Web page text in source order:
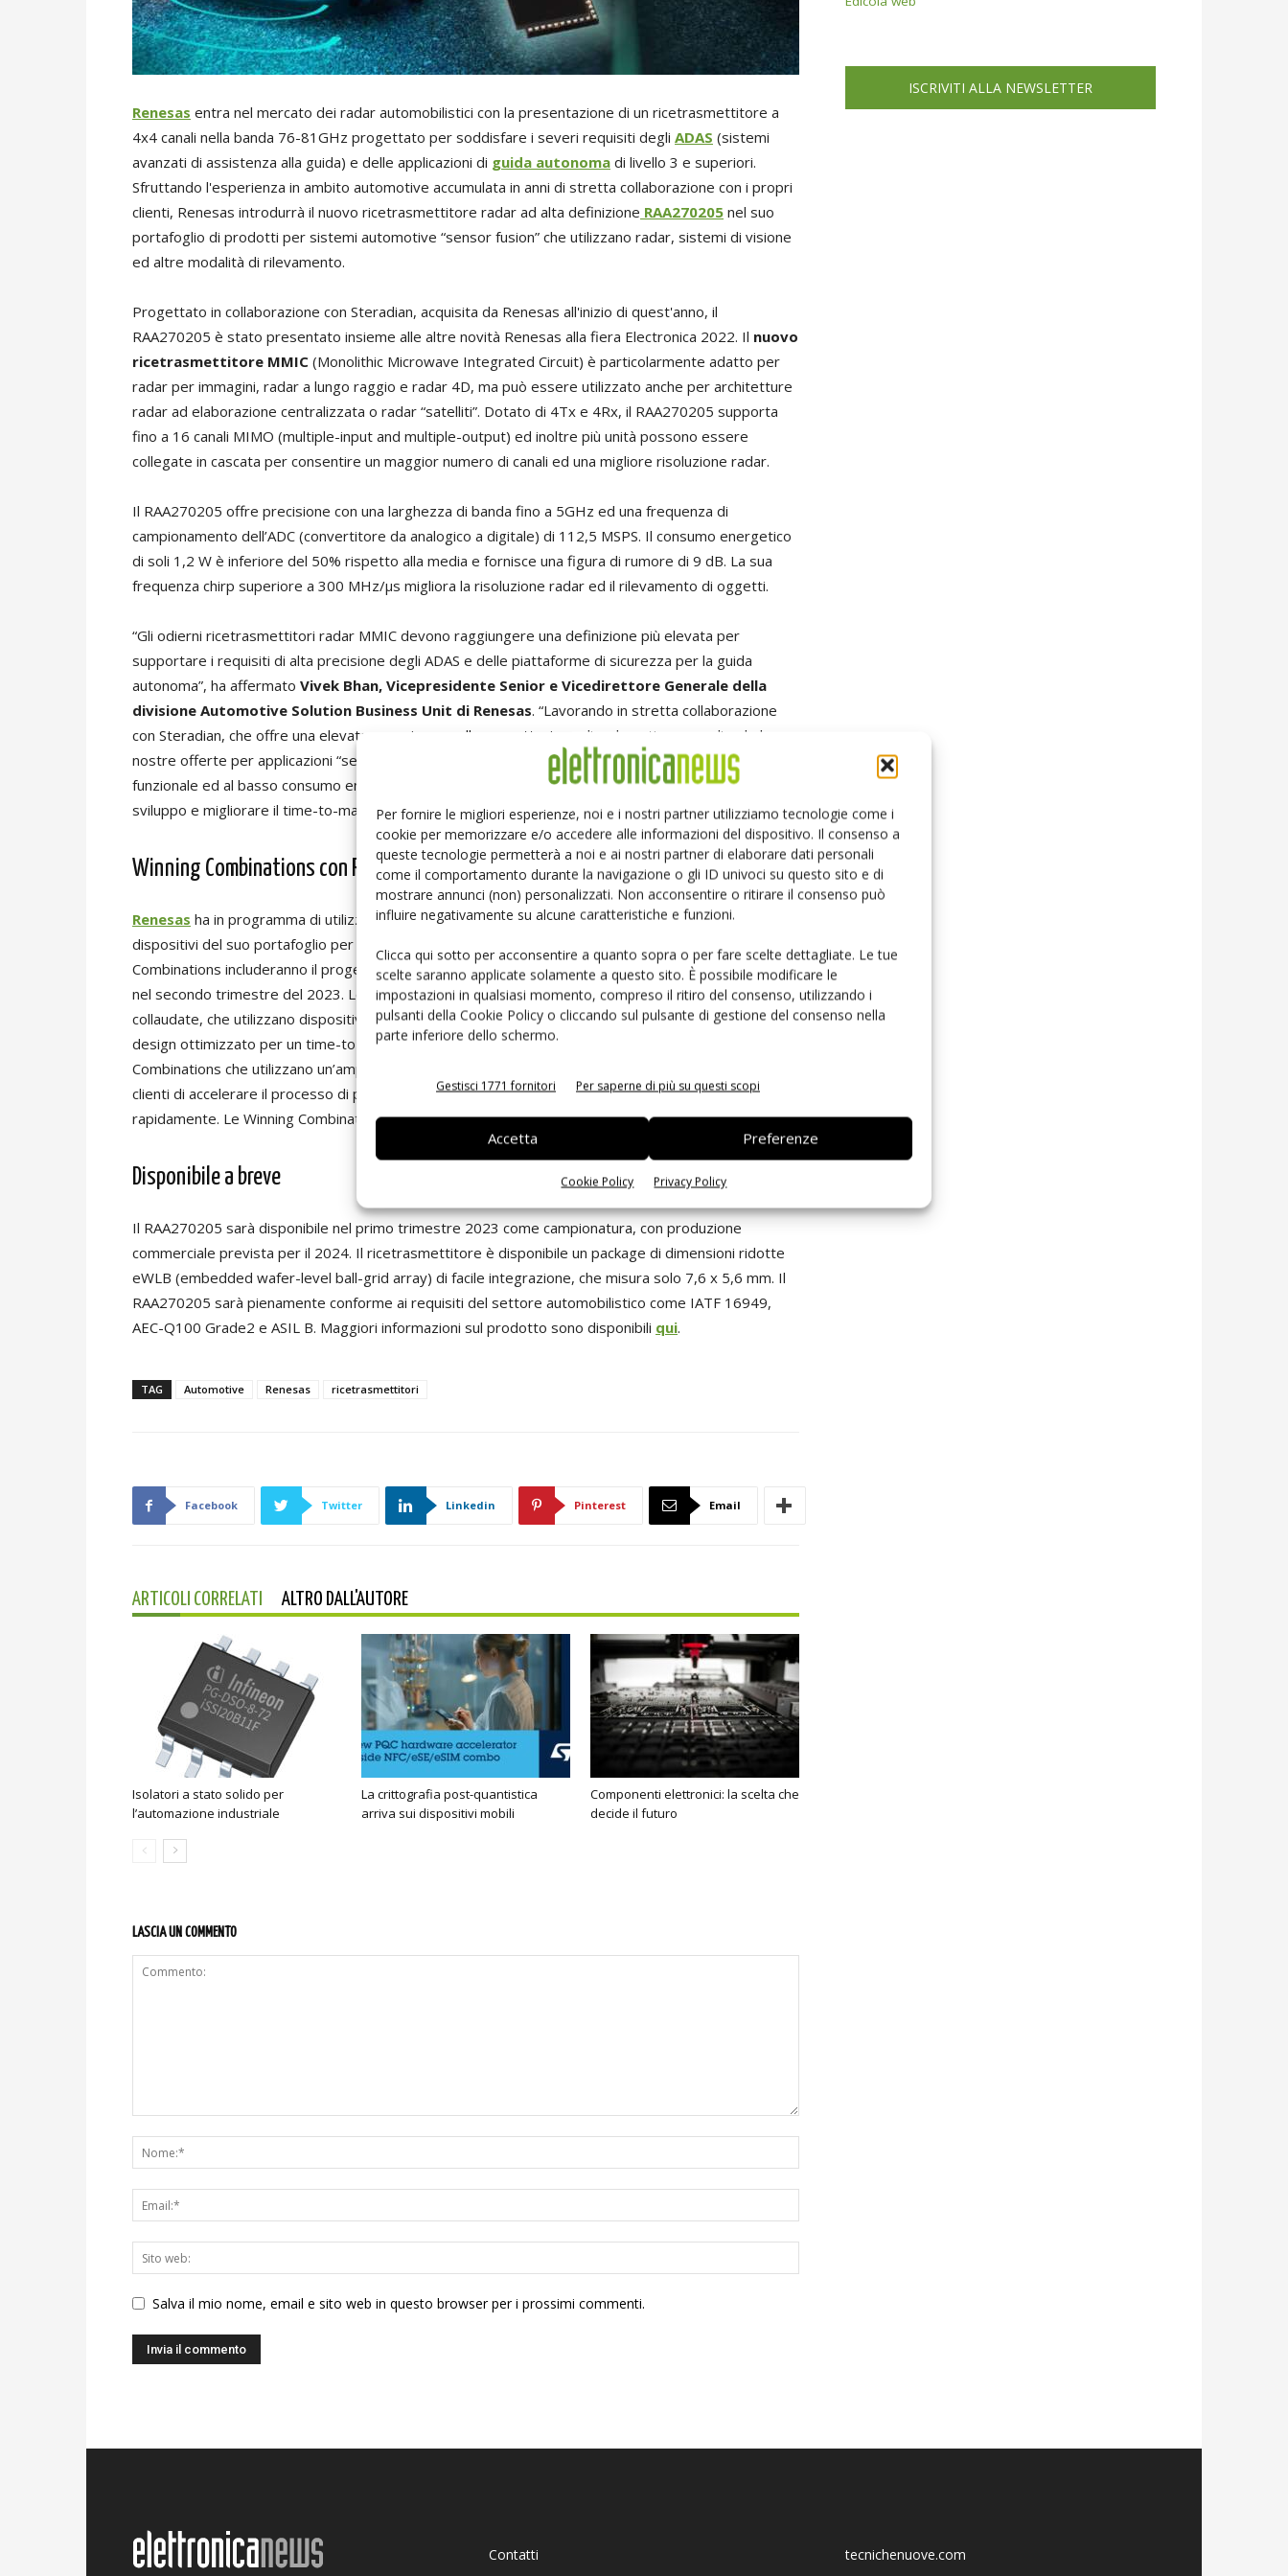
Per fornire le migliori esperienze, noi e i nostri partner utilizziamo tecnologie come i
cookie per memorizzare e/o accedere alle informazioni del dispositivo. Il consenso a
queste tecnologie permetterà a noi e ai nostri partner di elaborare dati personali
come il comportamento durante la navigazione o gli ID univoci su questo sito e di
mostrare annunci (non) personalizzati. Non acconsentire o ritirare il consenso può
influire negativamente su alcune caratteristiche e funzioni.
Clicca qui sotto per acconsentire a quanto sopra o per fare scelte dettagliate. Le tue
scelte saranno applicate solamente a questo sito. È possibile modificare le
impostazioni in qualsiasi momento, compreso il ritiro del consenso, utilizzando i
pulsanti della Cookie Policy o cliccando sul pulsante di gestione del consenso nella
parte inferiore dello schermo.
Gestisci 1771 fornitori Per saperne di più su questi scopi
Accetta Preferenze
Cookie Policy Privacy Policy
Renesas entra nel mercato dei radar automobilistici con la presentazione di un ricetrasmettitore a
4x4 canali nella banda 76-81GHz progettato per soddisfare i severi requisiti degli ADAS (sistemi
avanzati di assistenza alla guida) e delle applicazioni di guida autonoma di livello 3 e superiori.
Sfruttando l'esperienza in ambito automotive accumulata in anni di stretta collaborazione con i propri
clienti, Renesas introdurrà il nuovo ricetrasmettitore radar ad alta definizione RAA270205 nel suo
portafoglio di prodotti per sistemi automotive “sensor fusion” che utilizzano radar, sistemi di visione
ed altre modalità di rilevamento.
Progettato in collaborazione con Steradian, acquisita da Renesas all'inizio di quest'anno, il
RAA270205 è stato presentato insieme alle altre novità Renesas alla fiera Electronica 2022. Il nuovo
ricetrasmettitore MMIC (Monolithic Microwave Integrated Circuit) è particolarmente adatto per
radar per immagini, radar a lungo raggio e radar 4D, ma può essere utilizzato anche per architetture
radar ad elaborazione centralizzata o radar “satelliti”. Dotato di 4Tx e 4Rx, il RAA270205 supporta
fino a 16 canali MIMO (multiple-input and multiple-output) ed inoltre più unità possono essere
collegate in cascata per consentire un maggior numero di canali ed una migliore risoluzione radar.
Il RAA270205 offre precisione con una larghezza di banda fino a 5GHz ed una frequenza di
campionamento dell’ADC (convertitore da analogico a digitale) di 112,5 MSPS. Il consumo energetico
di soli 1,2 W è inferiore del 50% rispetto alla media e fornisce una figura di rumore di 9 dB. La sua
frequenza chirp superiore a 300 MHz/µs migliora la risoluzione radar ed il rilevamento di oggetti.
“Gli odierni ricetrasmettitori radar MMIC devono raggiungere una definizione più elevata per
supportare i requisiti di alta precisione degli ADAS e delle piattaforme di sicurezza per la guida
autonoma”, ha affermato Vivek Bhan, Vicepresidente Senior e Vicedirettore Generale della
divisione Automotive Solution Business Unit di Renesas. “Lavorando in stretta collaborazione
con Steradian, che offre una elevata esperienza nella progettazione di radar, stiamo ampliando le
nostre offerte per applicazioni “sensor fusion” ponendo particolare attenzione alla sicurezza
funzionale ed al basso consumo energetico in modo da aiutare i nostri clienti a ridurre i costi di
sviluppo e migliorare il time-to-market.”
Winning Combinations con RAA270205
Renesas ha in programma di utilizzare il ricetrasmettitore RAA270205 in combinazione con altri
dispositivi del suo portafoglio per supportare i sistemi radar automobilistici. Queste Winning
Combinations includeranno il progettoSatellite Radar System for AD/ADASche sarà disponibile
nel secondo trimestre del 2023. Le Winning Combinations sono architetture di sistema progettate e
collaudate, che utilizzano dispositivi Renesas che lavorando insieme in modo sinergico offrendo un
design ottimizzato per un time-to-market estremamente rapido. Renesas offre più di 300 Winning
Combinations che utilizzano un’ampia gamma di prodotti del portafoglio Renesas per consentire ai
clienti di accelerare il processo di progettazione e portare i loro prodotti sul mercato più
rapidamente. Le Winning Combinations possono essere trovate surenesas.com/win.
Disponibile a breve
Il RAA270205 sarà disponibile nel primo trimestre 2023 come campionatura, con produzione
commerciale prevista per il 2024. Il ricetrasmettitore è disponibile un package di dimensioni ridotte
eWLB (embedded wafer-level ball-grid array) di facile integrazione, che misura solo 7,6 x 5,6 mm. Il
RAA270205 sarà pienamente conforme ai requisiti del settore automobilistico come IATF 16949,
AEC-Q100 Grade2 e ASIL B. Maggiori informazioni sul prodotto sono disponibili qui.
TAG Automotive Renesas ricetrasmettitori
Facebook Twitter Linkedin Pinterest Email
ARTICOLI CORRELATI ALTRO DALL'AUTORE
Isolatori a stato solido per
l’automazione industriale
La crittografia post-quantistica
arriva sui dispositivi mobili
Componenti elettronici: la scelta che
decide il futuro
LASCIA UN COMMENTO
Salva il mio nome, email e sito web in questo browser per i prossimi commenti.
ISCRIVITI ALLA NEWSLETTER
Contatti
tecnichenuove.com